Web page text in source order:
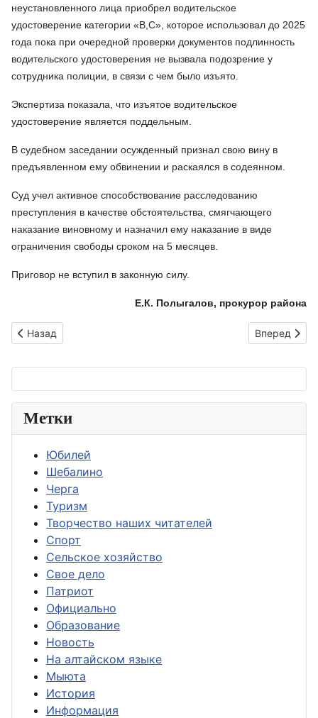
неустановленного лица приобрел водительское
удостоверение категории «В,С», которое использовал до 2025
года пока при очередной проверки документов подлинность
водительского удостоверения не вызвала подозрение у
сотрудника полиции, в связи с чем было изъято.
Экспертиза показала, что изъятое водительское
удостоверение является поддельным.
В судебном заседании осужденный признал свою вину в
предъявленном ему обвинении и раскаялся в содеянном.
Суд учел активное способствование расследованию
преступления в качестве обстоятельства, смягчающего
наказание виновному и назначил ему наказание в виде
ограничения свободы сроком на 5 месяцев.
Приговор не вступил в законную силу.
Е.К. Полыгалов, прокурор района
Предыдущий: Льготы по имущественным налогам для
Назад Следующий:
Вперед
Метки
Юбилей
Шебалино
Черга
Туризм
Творчество наших читателей
Спорт
Сельское хозяйство
Свое дело
Патриот
Официально
Образование
Новость
На алтайском языке
Мыюта
История
Информация